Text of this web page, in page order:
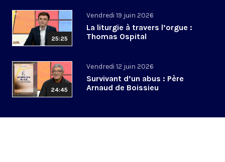
25:25
Vendredi 19 juin 2026
La liturgie à travers l’orgue :
Thomas Ospital
24:45
Vendredi 12 juin 2026
Survivant d’un abus : Père
Arnaud de Boissieu